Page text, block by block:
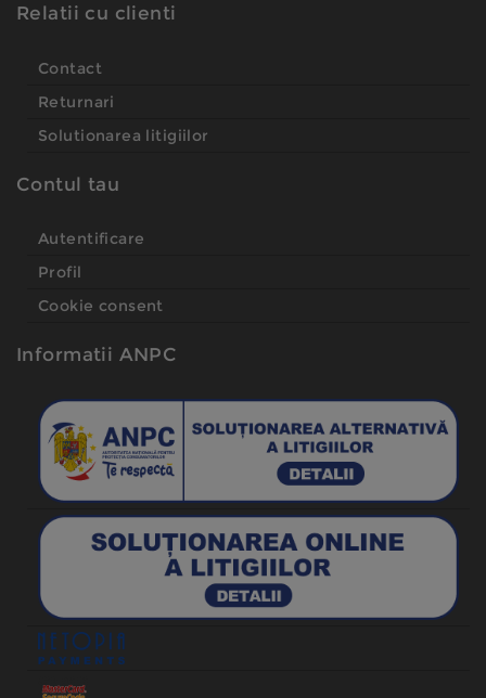
Relatii cu clienti
Contact
Returnari
Solutionarea litigiilor
Contul tau
Autentificare
Profil
Cookie consent
Informatii ANPC